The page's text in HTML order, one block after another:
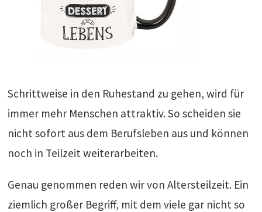
Schrittweise in den Ruhestand zu gehen, wird für
immer mehr Menschen attraktiv. So scheiden sie
nicht sofort aus dem Berufsleben aus und können
noch in Teilzeit weiterarbeiten.
Genau genommen reden wir von Altersteilzeit. Ein
ziemlich großer Begriff, mit dem viele gar nicht so